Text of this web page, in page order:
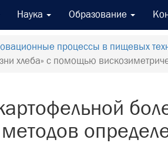
Наука Образование
процессы в пищевых
хлеба» с помощью